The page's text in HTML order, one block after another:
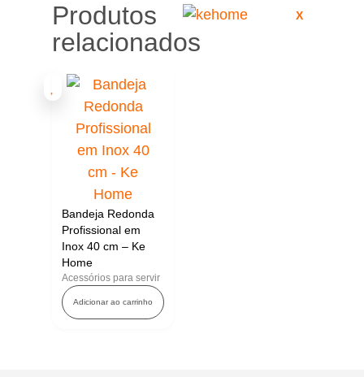
X
Produtos
relacionados
Bandeja Redonda
Profissional em
Inox 40 cm – Ke
Home
Acessórios para servir
Adicionar ao carrinho